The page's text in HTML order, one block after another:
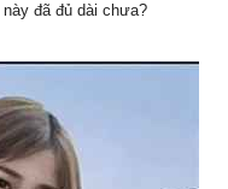
đã đủ dài chưa?